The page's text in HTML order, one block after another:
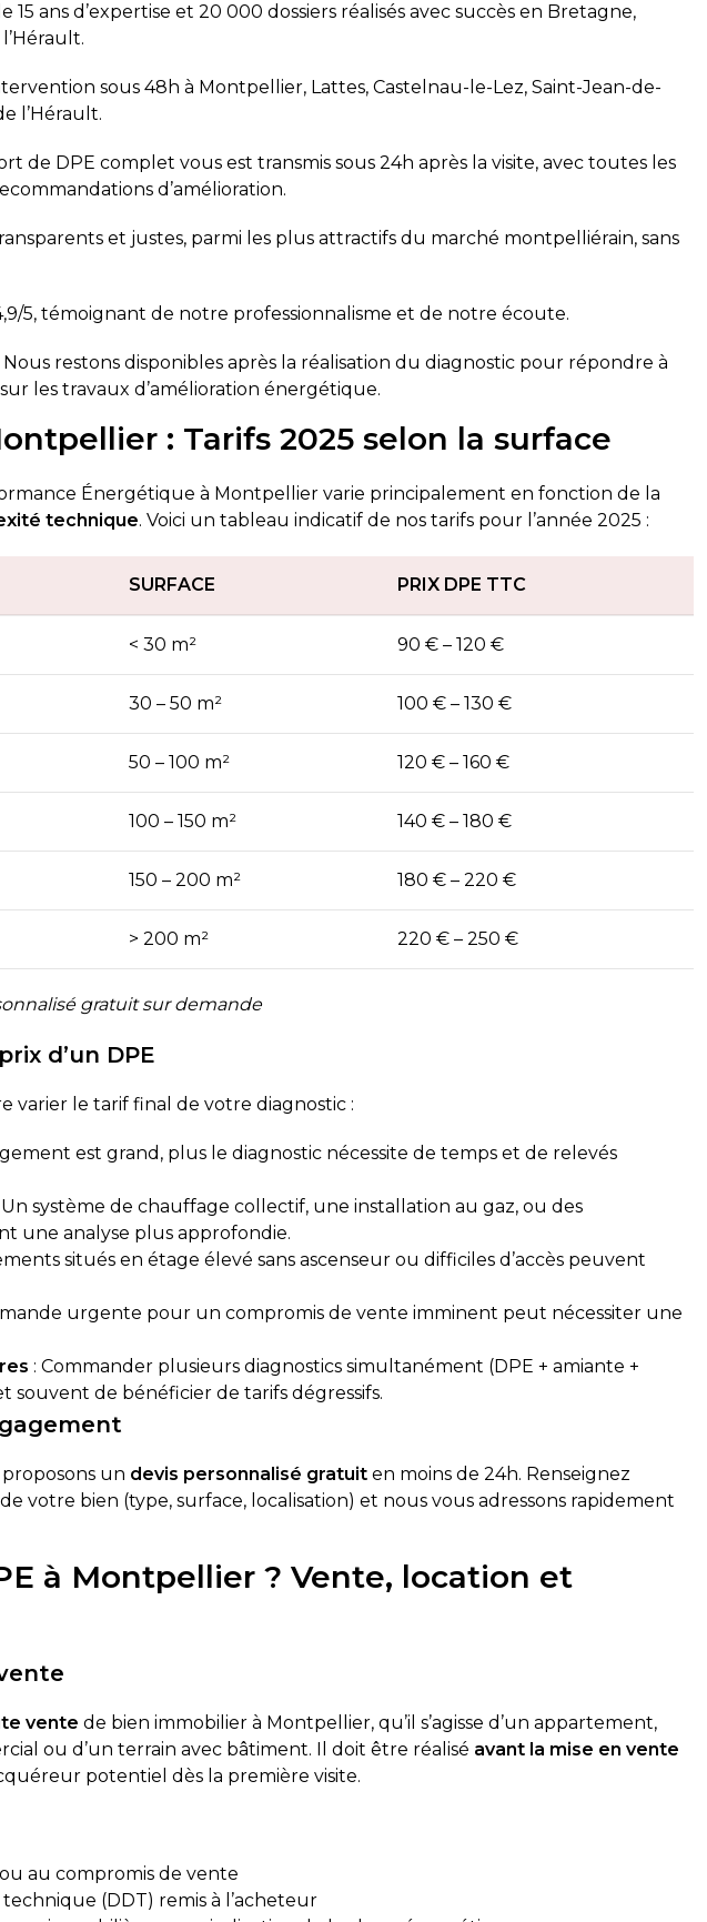
15 ans d’expertise et 20 000 dossiers réalisés avec succès en Bretagne,
sous 48h à Montpellier, Lattes, Castelnau-le-Lez, Saint-Jean-de-
l’Hérault.
de DPE complet vous est transmis sous 24h après la visite, avec toutes les
d’amélioration.
et justes, parmi les plus attractifs du marché montpelliérain, sans
5, témoignant de notre professionnalisme et de notre écoute.
Nous restons disponibles après la réalisation du diagnostic pour répondre à
les travaux d’amélioration énergétique.
: Tarifs 2025 selon la surface
Énergétique à Montpellier varie principalement en fonction de la
technique. Voici un tableau indicatif de nos tarifs pour l’année 2025 :
SURFACE PRIX DPE TTC
< 30 m² 90 € – 120 €
30 – 50 m² 100 € – 130 €
50 – 100 m² 120 € – 160 €
100 – 150 m² 140 € – 180 €
150 – 200 m² 180 € – 220 €
> 200 m² 220 € – 250 €
gratuit sur demande
d’un DPE
varier le tarif final de votre diagnostic :
est grand, plus le diagnostic nécessite de temps et de relevés
Un système de chauffage collectif, une installation au gaz, ou des
une analyse plus approfondie.
situés en étage élevé sans ascenseur ou difficiles d’accès peuvent
urgente pour un compromis de vente imminent peut nécessiter une
: Commander plusieurs diagnostics simultanément (DPE + amiante +
souvent de bénéficier de tarifs dégressifs.
proposons un devis personnalisé gratuit en moins de 24h. Renseignez
votre bien (type, surface, localisation) et nous vous adressons rapidement
à Montpellier ? Vente, location et
vente de bien immobilier à Montpellier, qu’il s’agisse d’un appartement,
ou d’un terrain avec bâtiment. Il doit être réalisé avant la mise en vente
potentiel dès la première visite.
au compromis de vente
(DDT) remis à l’acheteur